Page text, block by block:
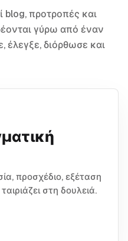
blog, προτροπές και
γύρω από έναν
έλεγξε, διόρθωσε και
προσχέδιο, εξέταση
στη δουλειά.